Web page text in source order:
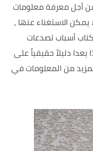
أجل معرفة معلومات
الاستغناء عنها ،
أسباب تصدعات
دليلاً حقيقياً على
من المعلومات في